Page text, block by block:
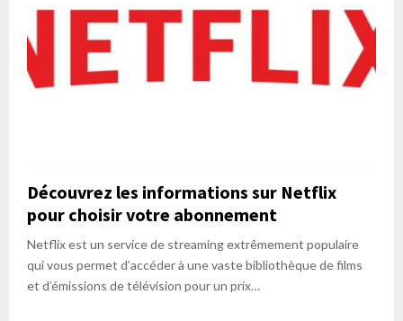
Découvrez les informations sur Netflix
pour choisir votre abonnement
Netflix est un service de streaming extrêmement populaire
qui vous permet d’accéder à une vaste bibliothèque de films
et d’émissions de télévision pour un prix…